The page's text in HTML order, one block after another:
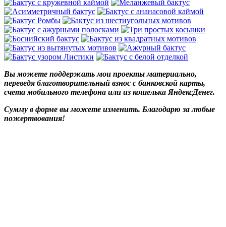
Вы можете поддержать мои проекты материально,
переведя благотворительный взнос с банковской карты,
счета мобильного телефона или из кошелька ЯндексДенег.
Сумму в форме вы можете изменить. Благодарю за любые
пожертвования!